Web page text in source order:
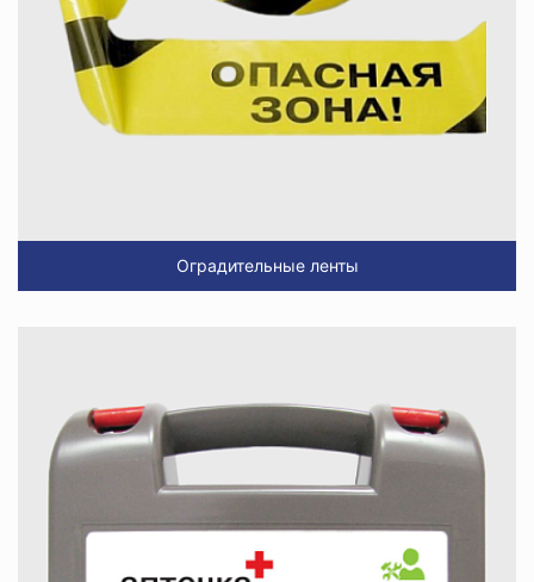
Оградительные ленты